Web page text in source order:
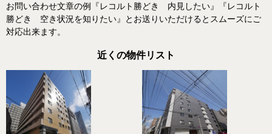
お問い合わせ文章の例『レコルト勝どき 内見したい』『レコルト
勝どき 空き状況を知りたい』とお送りいただけるとスムーズにご
対応出来ます。
近くの物件リスト